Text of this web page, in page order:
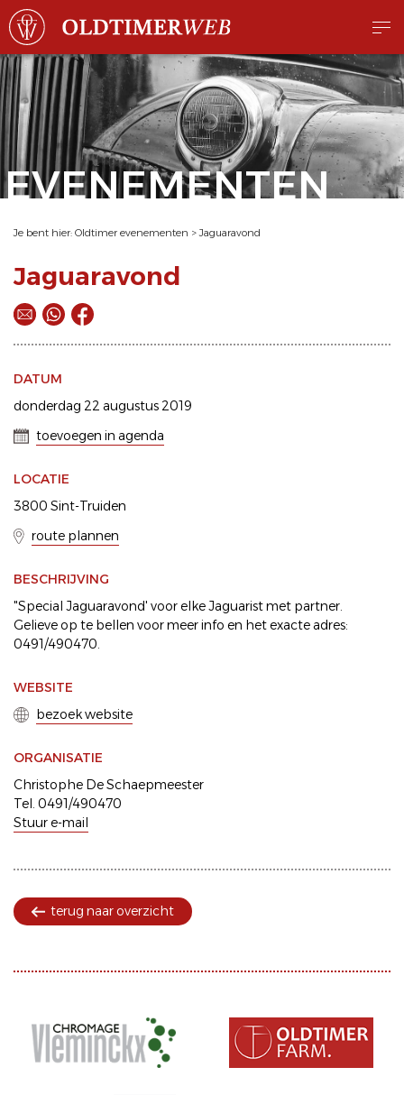
EVENEMENTEN
Je bent hier: Oldtimer evenementen >Jaguaravond
Jaguaravond
DATUM
donderdag 22 augustus 2019
toevoegen in agenda
LOCATIE
3800 Sint-Truiden
route plannen
BESCHRIJVING
"Special Jaguaravond' voor elke Jaguarist met partner.
Gelieve op te bellen voor meer info en het exacte adres:
0491/490470.
WEBSITE
bezoek website
ORGANISATIE
Christophe De Schaepmeester
Tel. 0491/490470
Stuur e-mail
terug naar overzicht